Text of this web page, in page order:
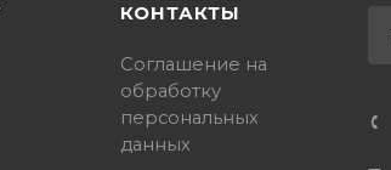
КОНТАКТЫ
Соглашение на
обработку
персональных
данных